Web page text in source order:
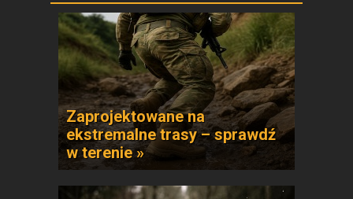
Zaprojektowane na
ekstremalne trasy – sprawdź
w terenie »